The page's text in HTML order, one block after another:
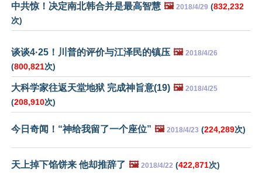
中共惊！决定南北韩合并是最高智慧 🖼️ 2018/4/29 (832,232
次)
谈谈4·25！川普的评价与江泽民的镇压 🖼️ 2018/4/26
(800,821次)
大科学家往返天堂地狱 完成神旨意(19) 🖼️ 2018/4/25
(208,910次)
今日奇闻！“神给我留了一个座位” 🖼️ 2018/4/23 (224,289次)
天上掉下馅饼来 他却推辞了 🖼️ 2018/4/22 (422,871次)